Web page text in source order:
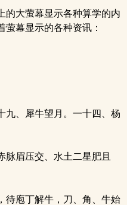
大萤幕显示各种算学的内
幕显示的各种资讯：
、犀牛望月。一十四、杨
眉压交、水土二星肥且
庖丁解牛，刀、角、牛始